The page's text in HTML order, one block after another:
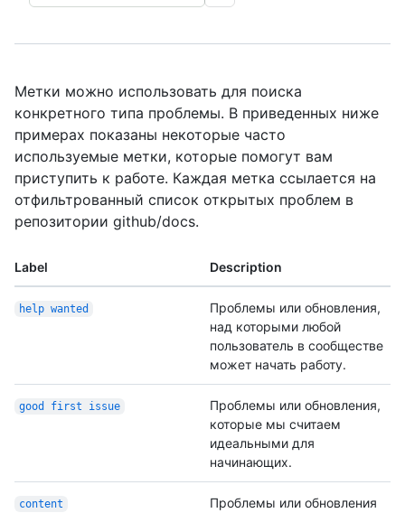
Метки можно использовать для поиска
конкретного типа проблемы. В приведенных ниже
примерах показаны некоторые часто
используемые метки, которые помогут вам
приступить к работе. Каждая метка ссылается на
отфильтрованный список открытых проблем в
репозитории github/docs.
Label Description
help wanted
Проблемы или обновления,
над которыми любой
пользователь в сообществе
может начать работу.
good first issue
Проблемы или обновления,
которые мы считаем
идеальными для
начинающих.
content
Проблемы или обновления